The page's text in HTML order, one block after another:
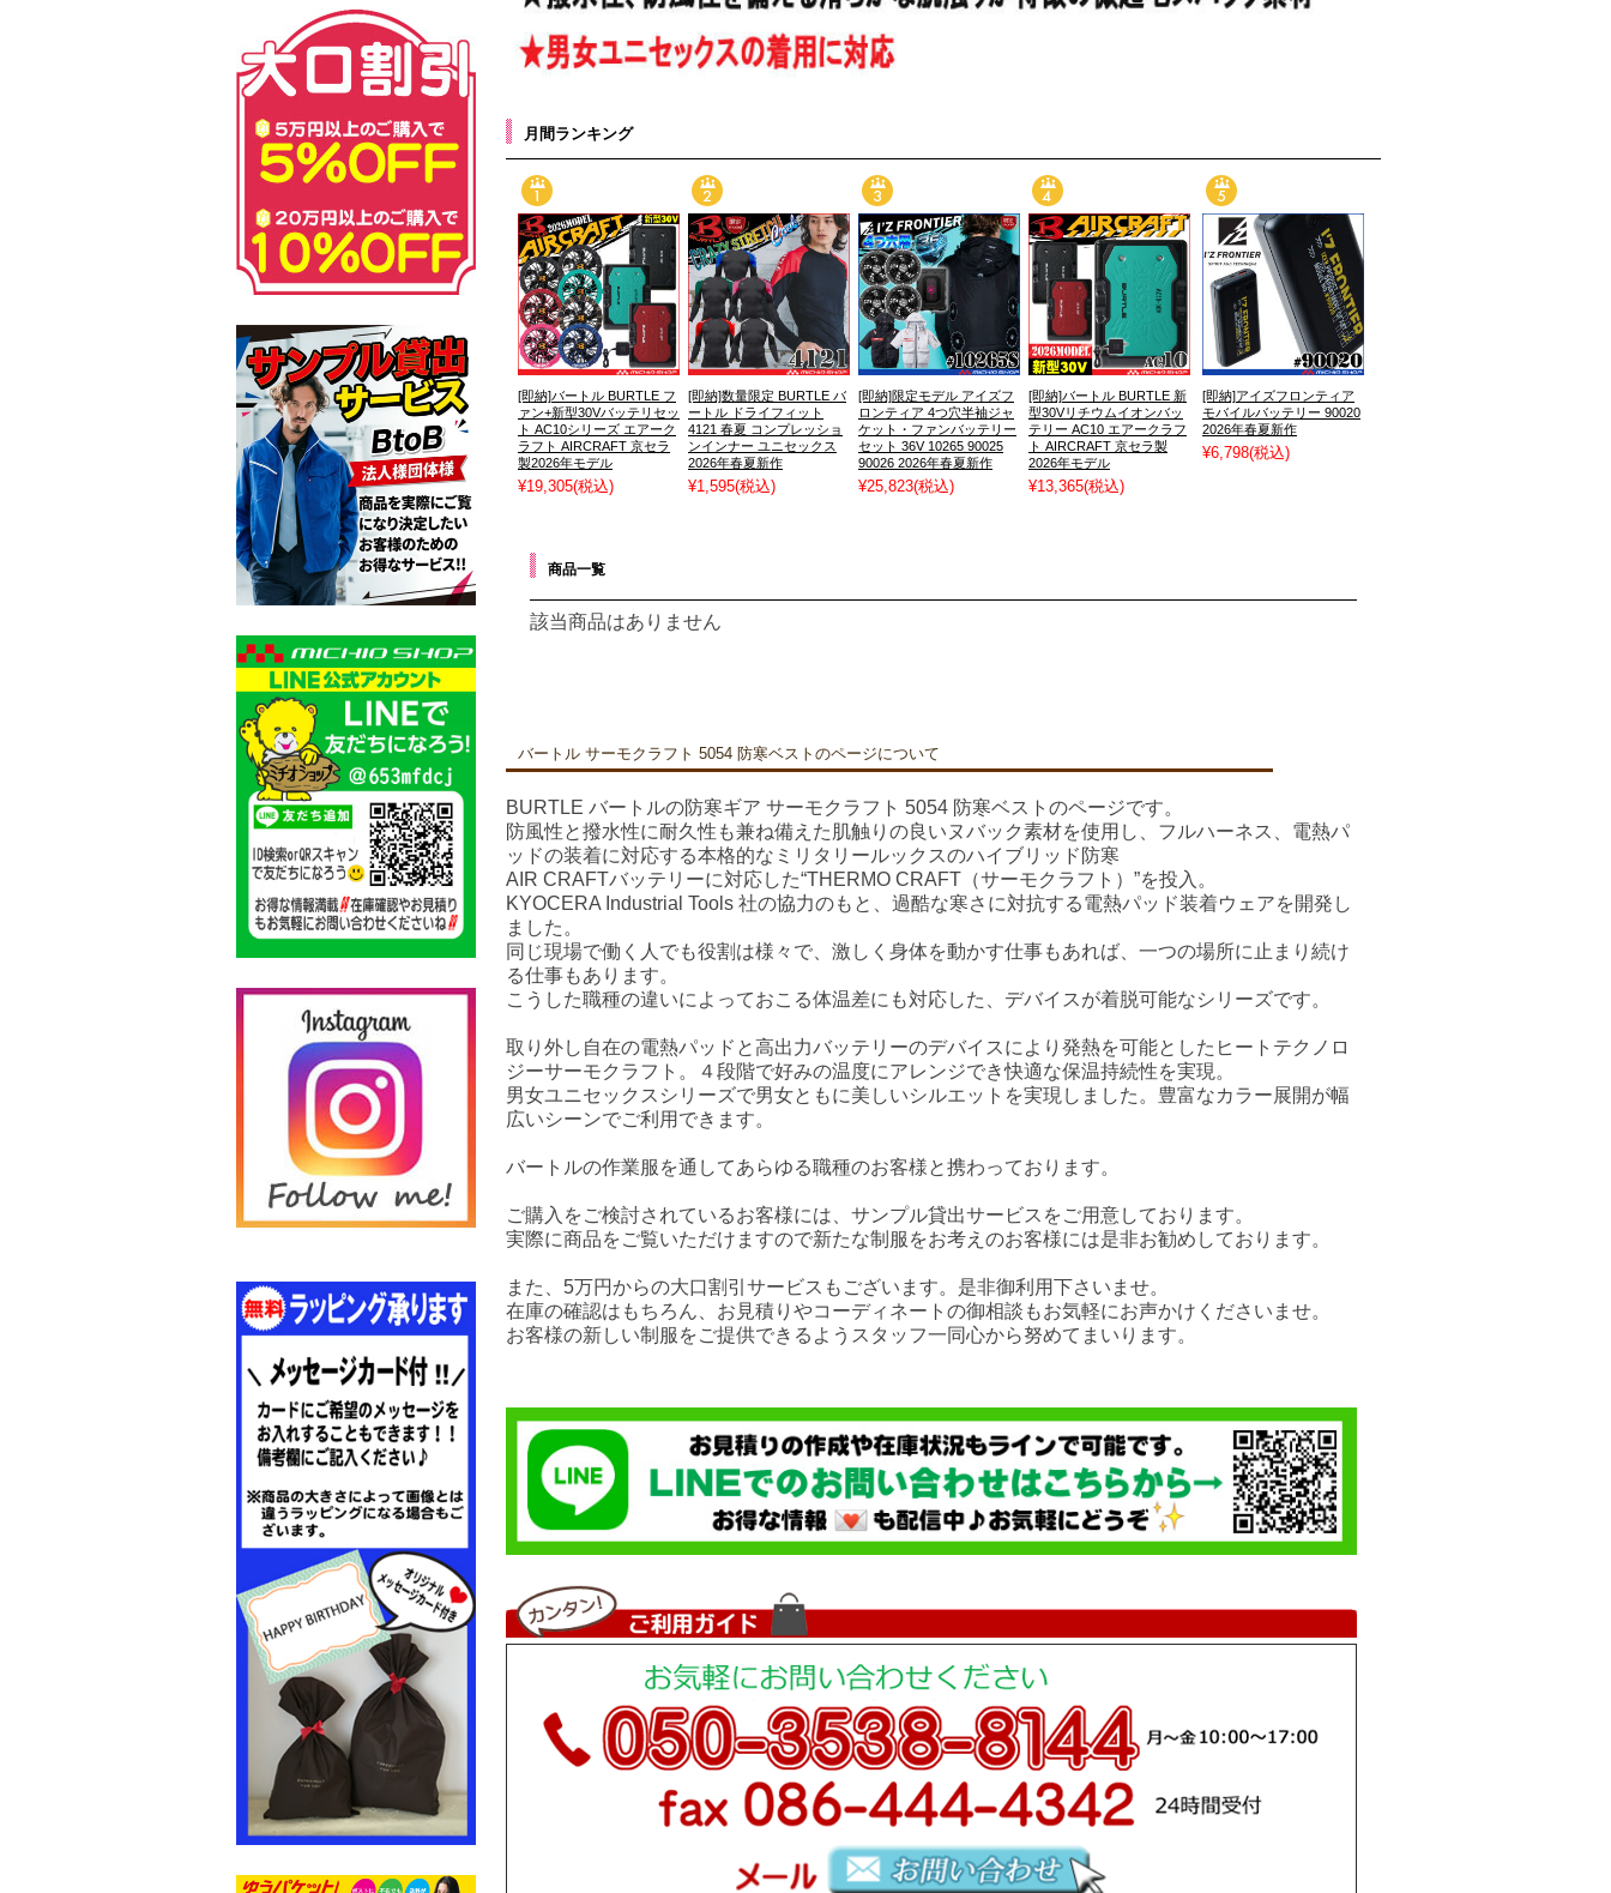
月間ランキング
[即納]バートル BURTLE フ
ァン+新型30Vバッテリセッ
ト AC10シリーズ エアーク
ラフト AIRCRAFT 京セラ
製2026年モデル
¥19,305(税込)
[即納]数量限定 BURTLE バ
ートル ドライフィット
4121 春夏 コンプレッショ
ンインナー ユニセックス
2026年春夏新作
¥1,595(税込)
[即納]限定モデル アイズフ
ロンティア 4つ穴半袖ジャ
ケット・ファンバッテリー
セット 36V 10265 90025
90026 2026年春夏新作
¥25,823(税込)
[即納]バートル BURTLE 新
型30Vリチウムイオンバッ
テリー AC10 エアークラフ
ト AIRCRAFT 京セラ製
2026年モデル
¥13,365(税込)
[即納]アイズフロンティア
モバイルバッテリー 90020
2026年春夏新作
¥6,798(税込)
商品一覧
該当商品はありません
バートル サーモクラフト 5054 防寒ベストのページについて
BURTLE バートルの防寒ギア サーモクラフト 5054 防寒ベストのページです。
防風性と撥水性に耐久性も兼ね備えた肌触りの良いヌバック素材を使用し、フルハーネス、電熱パ
ッドの装着に対応する本格的なミリタリールックスのハイブリッド防寒
AIR CRAFTバッテリーに対応した“THERMO CRAFT（サーモクラフト）”を投入。
KYOCERA Industrial Tools 社の協力のもと、過酷な寒さに対抗する電熱パッド装着ウェアを開発し
ました。
同じ現場で働く人でも役割は様々で、激しく身体を動かす仕事もあれば、一つの場所に止まり続け
る仕事もあります。
こうした職種の違いによっておこる体温差にも対応した、デバイスが着脱可能なシリーズです。
取り外し自在の電熱パッドと高出力バッテリーのデバイスにより発熱を可能としたヒートテクノロ
ジーサーモクラフト。４段階で好みの温度にアレンジでき快適な保温持続性を実現。
男女ユニセックスシリーズで男女ともに美しいシルエットを実現しました。豊富なカラー展開が幅
広いシーンでご利用できます。
バートルの作業服を通してあらゆる職種のお客様と携わっております。
ご購入をご検討されているお客様には、サンプル貸出サービスをご用意しております。
実際に商品をご覧いただけますので新たな制服をお考えのお客様には是非お勧めしております。
また、5万円からの大口割引サービスもございます。是非御利用下さいませ。
在庫の確認はもちろん、お見積りやコーディネートの御相談もお気軽にお声かけくださいませ。
お客様の新しい制服をご提供できるようスタッフ一同心から努めてまいります。